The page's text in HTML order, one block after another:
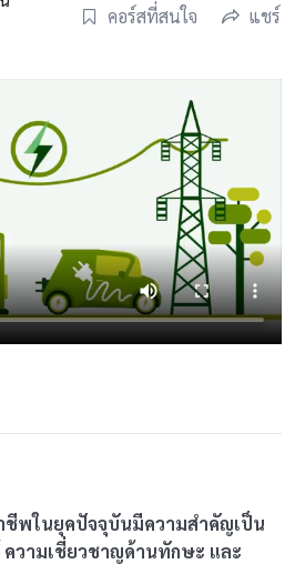
คอร์สที่สนใจ แชร์
ชีพในยุคปัจจุบันมีความสำคัญเป็น
ความเชี่ยวชาญด้านทักษะ และ